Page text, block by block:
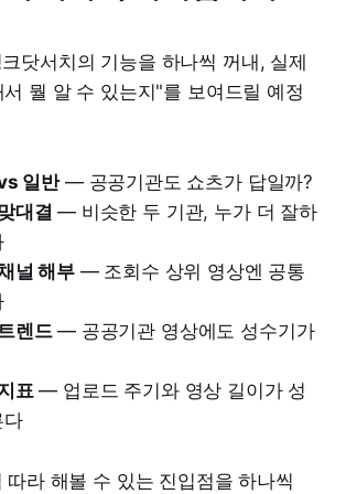
닷서치의 기능을 하나씩 꺼내, 실제
뭘 알 수 있는지"를 보여드릴 예정
일반— 공공기관도 쇼츠가 답일까?
대결 — 비슷한 두 기관, 누가 더 잘하
널 해부— 조회수 상위 영상엔 공통
렌드— 공공기관 영상에도 성수기가
표 — 업로드 주기와 영상 길이가 성
다
따라 해볼 수 있는 진입점을 하나씩